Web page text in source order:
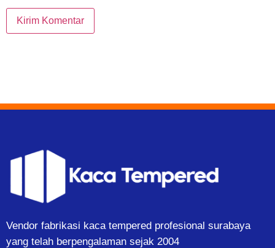
Vendor fabrikasi kaca tempered profesional surabaya
yang telah berpengalaman sejak 2004